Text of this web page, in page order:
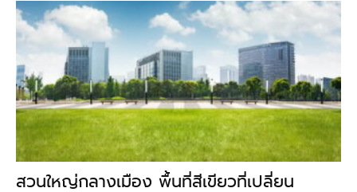
สวนใหญ่กลางเมือง พื้นที่สีเขียวที่เปลี่ยน